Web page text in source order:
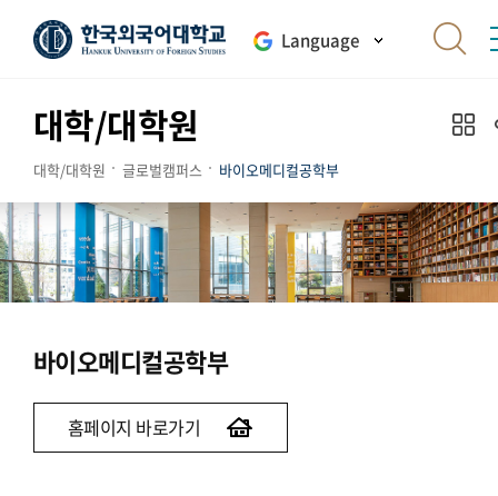
Language
대학/대학원
대학/대학원 글로벌캠퍼스 바이오메디컬공학부
바이오메디컬공학부
홈페이지 바로가기